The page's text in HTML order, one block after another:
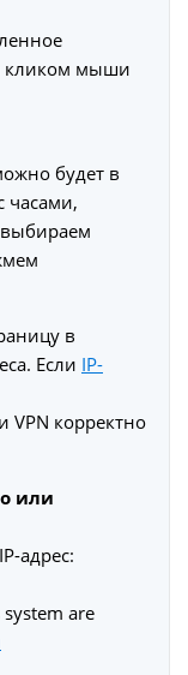
кликом мыши
будет в
часами,
в
Если IP-
VPN корректно
или
адрес:
are